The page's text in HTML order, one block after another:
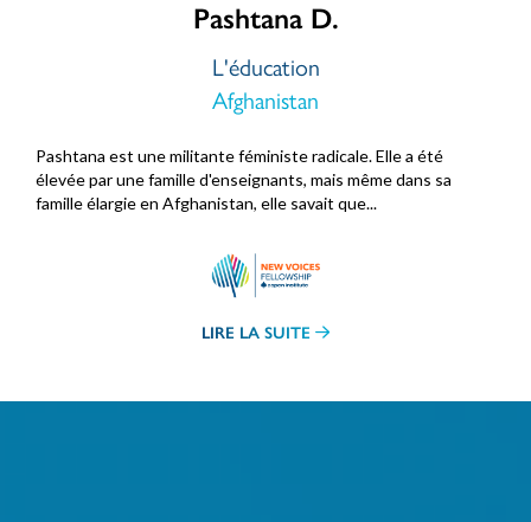
Pashtana D.
L'éducation
Afghanistan
Pashtana est une militante féministe radicale. Elle a été
élevée par une famille d'enseignants, mais même dans sa
famille élargie en Afghanistan, elle savait que...
LIRE LA SUITE